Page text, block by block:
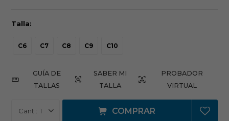
Talla:
C6 C7 C8 C9 C10
GUÍA DE
TALLAS
PROBADOR
VIRTUAL
1 COMPRAR